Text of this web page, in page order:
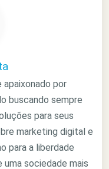
por
buscando sempre
para seus
marketing digital e
para a liberdade
uma sociedade mais